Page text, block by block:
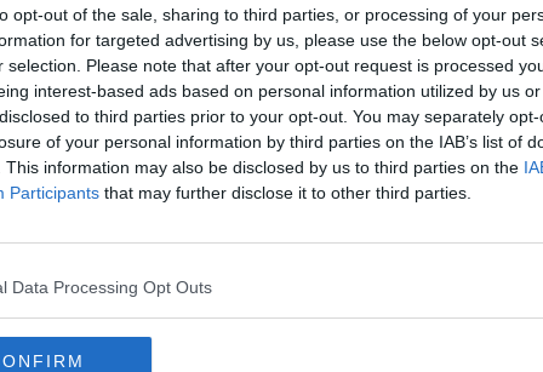
opt-out of the sale, sharing to third parties, or processing of your
for targeted advertising by us, please use the below opt-out
selection. Please note that after your opt-out request is processed
interest-based ads based on personal information utilized by us
to third parties prior to your opt-out. You may separately
of your personal information by third parties on the IAB’s list of
This information may also be disclosed by us to third parties on the
Participants that may further disclose it to other third parties.
Data Processing Opt Outs
su quattro cappelle in stile gotico.
ha avuto la cattedrale nell’immaginario dei volterrani.
iscriviti alla
nella tua casella di posta.